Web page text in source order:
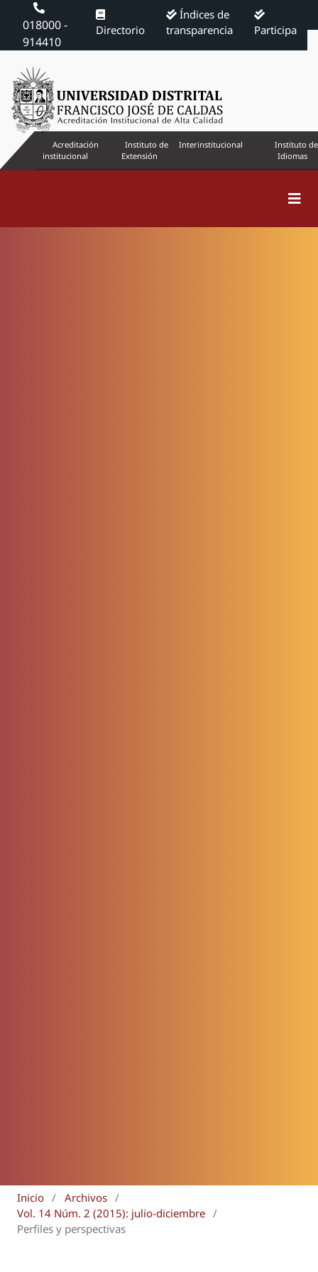
018000 -
914410
Directorio
Índices de
transparencia
Participa
Acreditación
institucional
Instituto de
Extensión
Interinstitucional
Instituto de
Idiomas
Inicio / Archivos /
Vol. 14 Núm. 2 (2015): julio-diciembre /
Perfiles y perspectivas